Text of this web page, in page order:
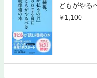
どもがやる
1,100